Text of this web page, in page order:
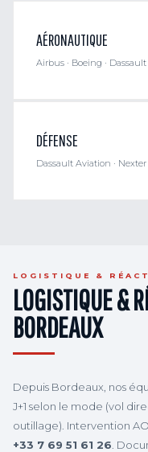
AÉRONAUTIQUE
Airbus · Boeing ·
DÉFENSE
Dassault Aviation · Nexter
LOGISTIQUE &
LOGISTIQUE &
BORDEAUX
Depuis Bordeaux, nos
J+1 selon le mode (vol
outillage). Intervention
+33 7 69 51 61 26 .